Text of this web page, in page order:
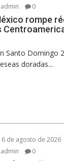
admin
0
rompe
Santo Domingo
doradas...
6 de agosto de 2026
admin
0